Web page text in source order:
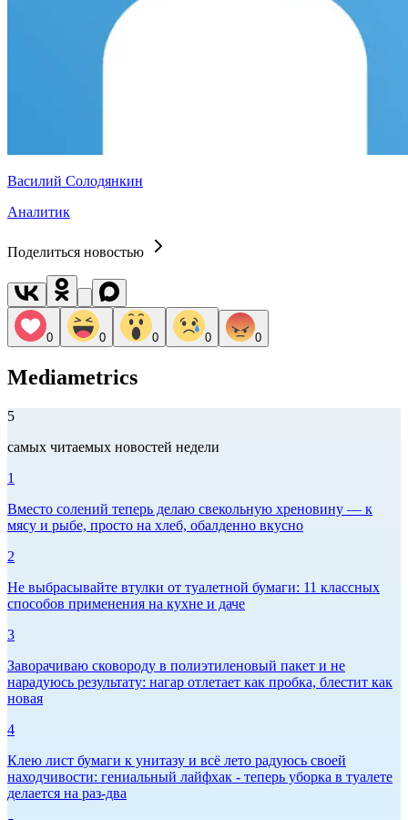
Василий Солодянкин
Аналитик
Поделиться новостью
0 0 0 0 0
Mediametrics
5
самых читаемых новостей недели
1
Вместо солений теперь делаю свекольную хреновину — к
мясу и рыбе, просто на хлеб, обалденно вкусно
2
Не выбрасывайте втулки от туалетной бумаги: 11 классных
способов применения на кухне и даче
3
Заворачиваю сковороду в полиэтиленовый пакет и не
нарадуюсь результату: нагар отлетает как пробка, блестит как
новая
4
Клею лист бумаги к унитазу и всё лето радуюсь своей
находчивости: гениальный лайфхак - теперь уборка в туалете
делается на раз-два